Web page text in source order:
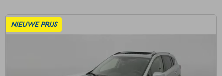
NIEUWE PRIJS